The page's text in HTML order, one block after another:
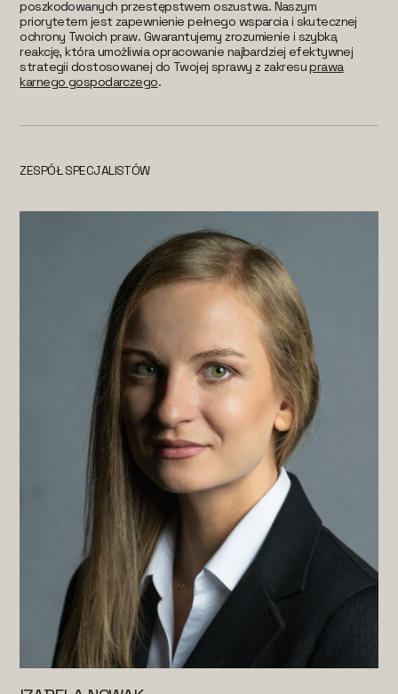
poszkodowanych przestępstwem oszustwa. Naszym
priorytetem jest zapewnienie pełnego wsparcia i skutecznej
ochrony Twoich praw. Gwarantujemy zrozumienie i szybką
reakcję, która umożliwia opracowanie najbardziej efektywnej
strategii dostosowanej do Twojej sprawy z zakresuprawa
karnego gospodarczego.
ZESPÓŁ SPECJALISTÓW